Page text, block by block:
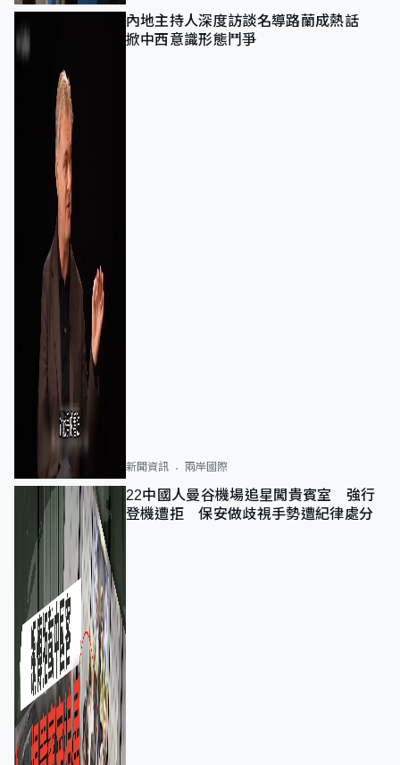
內地主持人深度訪談名導路蘭成熱話
掀中西意識形態鬥爭
新聞資訊 兩岸國際
22中國人曼谷機場追星闖貴賓室 強行
登機遭拒 保安做歧視手勢遭紀律處分